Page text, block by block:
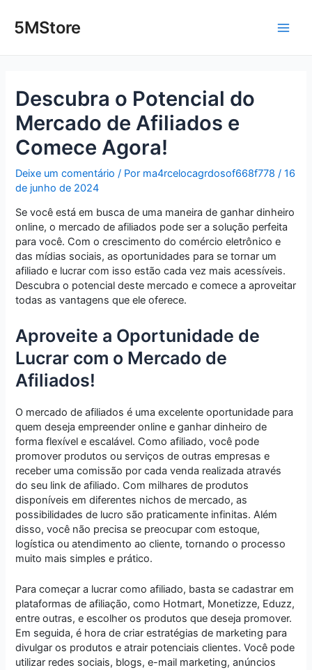
para5MStore
Descubra o Potencial do
Mercado de Afiliados e
Comece Agora!
Deixe um comentário / Por ma4rcelocagrdosof668f778/16
de junho de 2024
Se você está em busca de uma maneira de ganhar dinheiro
online, o mercado de afiliados pode ser a solução perfeita
para você. Com o crescimento do comércio eletrônico e
das mídias sociais, as oportunidades para se tornar um
afiliado e lucrar com isso estão cada vez mais acessíveis.
Descubra o potencial deste mercado e comece a aproveitar
todas as vantagens que ele oferece.
Aproveite a Oportunidade de
Lucrar com o Mercado de
Afiliados!
O mercado de afiliados é uma excelente oportunidade para
quem deseja empreender online e ganhar dinheiro de
forma flexível e escalável. Como afiliado, você pode
promover produtos ou serviços de outras empresas e
receber uma comissão por cada venda realizada através
do seu link de afiliado. Com milhares de produtos
disponíveis em diferentes nichos de mercado, as
possibilidades de lucro são praticamente infinitas. Além
disso, você não precisa se preocupar com estoque,
logística ou atendimento ao cliente, tornando o processo
muito mais simples e prático.
Para começar a lucrar como afiliado, basta se cadastrar em
plataformas de afiliação, como Hotmart, Monetizze, Eduzz,
entre outras, e escolher os produtos que deseja promover.
Em seguida, é hora de criar estratégias de marketing para
divulgar os produtos e atrair potenciais clientes. Você pode
utilizar redes sociais, blogs, e-mail marketing, anúncios
navigation